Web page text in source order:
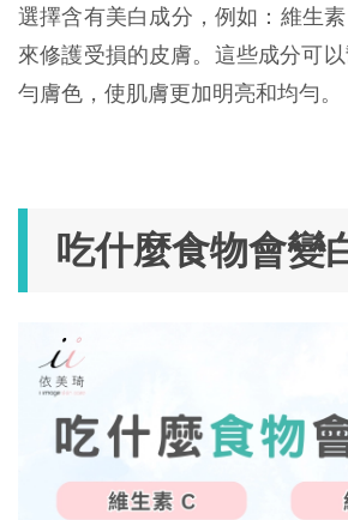
選擇含有美白成分，例如：維生
來修護受損的皮膚。這些成分可
勻膚色，使肌膚更加明亮和均勻。
吃什麼食物會變